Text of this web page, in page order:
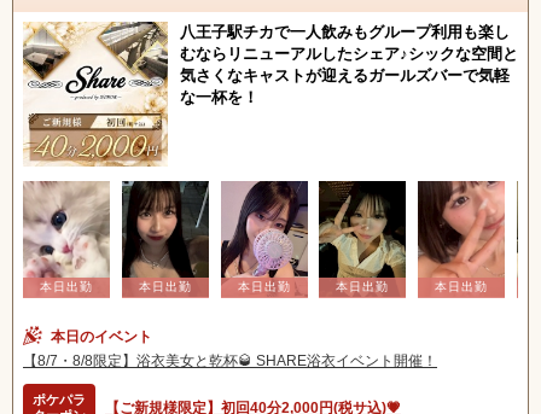
八王子駅チカで一人飲みもグループ利用も楽し
むならリニューアルしたシェア♪シックな空間と
気さくなキャストが迎えるガールズバーで気軽
な一杯を！
本日のイベント
【8/7・8/8限定】浴衣美女と乾杯🥃 SHARE浴衣イベント開催！
ポケパラ
【ご新規様限定】初回40分2,000円(税サ込)💗